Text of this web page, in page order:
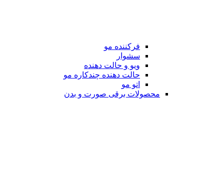
فرکننده مو
سشوار
ویو و حالت دهنده
حالت دهنده چندکاره مو
اتو مو
محصولات برقی صورت و بدن